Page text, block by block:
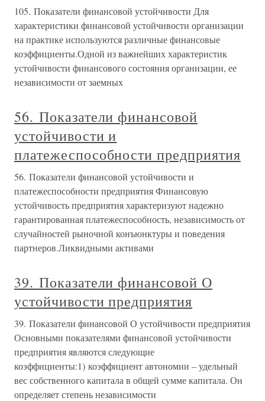
105. Показатели финансовой устойчивости Для
характеристики финансовой устойчивости организации
на практике используются различные финансовые
коэффициенты.Одной из важнейших характеристик
устойчивости финансового состояния организации, ее
независимости от заемных
56. Показатели финансовой
устойчивости и
платежеспособности предприятия
56. Показатели финансовой устойчивости и
платежеспособности предприятия Финансовую
устойчивость предприятия характеризуют надежно
гарантированная платежеспособность, независимость от
случайностей рыночной конъюнктуры и поведения
партнеров.Ликвидными активами
39. Показатели финансовой О
устойчивости предприятия
39. Показатели финансовой О устойчивости предприятия
Основными показателями финансовой устойчивости
предприятия являются следующие
коэффициенты:1) коэффициент автономии – удельный
вес собственного капитала в общей сумме капитала. Он
определяет степень независимости